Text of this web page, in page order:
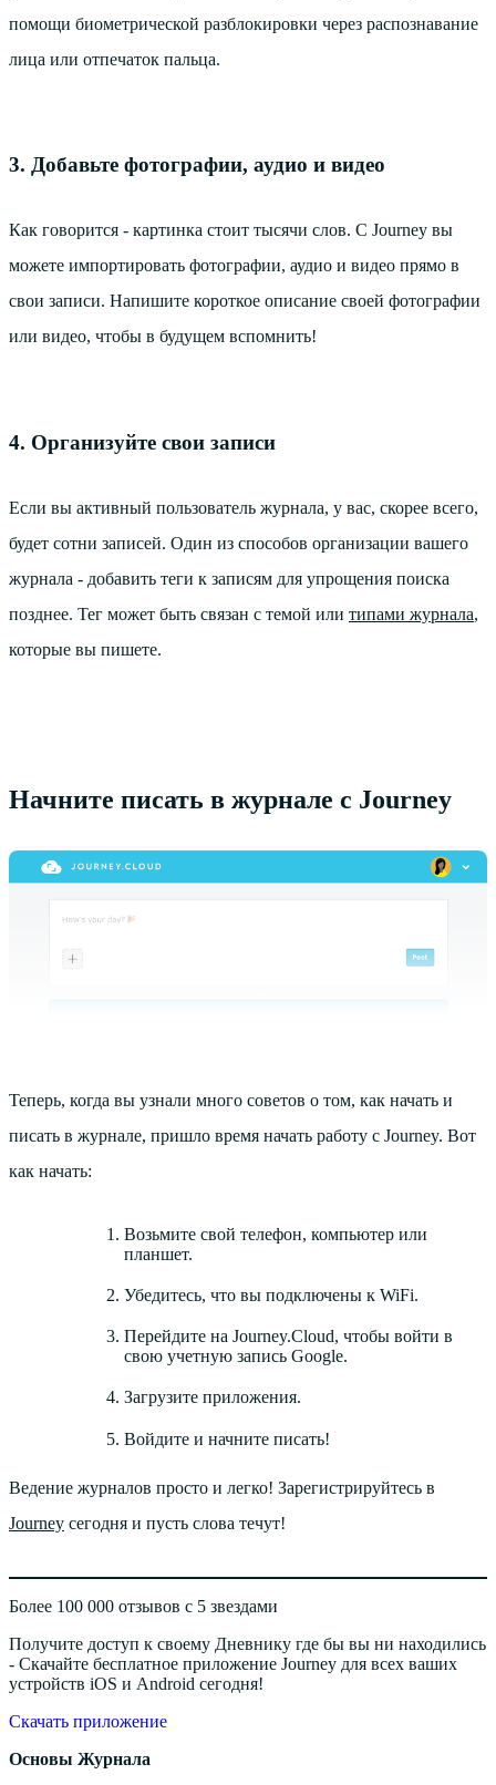
помощи биометрической разблокировки через распознавание
лица или отпечаток пальца.
3. Добавьте фотографии, аудио и видео
Как говорится - картинка стоит тысячи слов. С Journey вы
можете импортировать фотографии, аудио и видео прямо в
свои записи. Напишите короткое описание своей фотографии
или видео, чтобы в будущем вспомнить!
4. Организуйте свои записи
Если вы активный пользователь журнала, у вас, скорее всего,
будет сотни записей. Один из способов организации вашего
журнала - добавить теги к записям для упрощения поиска
позднее. Тег может быть связан с темой или типами журнала,
которые вы пишете.
Начните писать в журнале с Journey
Теперь, когда вы узнали много советов о том, как начать и
писать в журнале, пришло время начать работу с Journey. Вот
как начать:
Возьмите свой телефон, компьютер или
планшет.
Убедитесь, что вы подключены к WiFi.
Перейдите на Journey.Cloud, чтобы войти в
свою учетную запись Google.
Загрузите приложения.
Войдите и начните писать!
Ведение журналов просто и легко! Зарегистрируйтесь в
Journey сегодня и пусть слова течут!
Более 100 000 отзывов с 5 звездами
Получите доступ к своему Дневнику где бы вы ни находились
- Скачайте бесплатное приложение Journey для всех ваших
устройств iOS и Android сегодня!
Скачать приложение
Основы Журнала